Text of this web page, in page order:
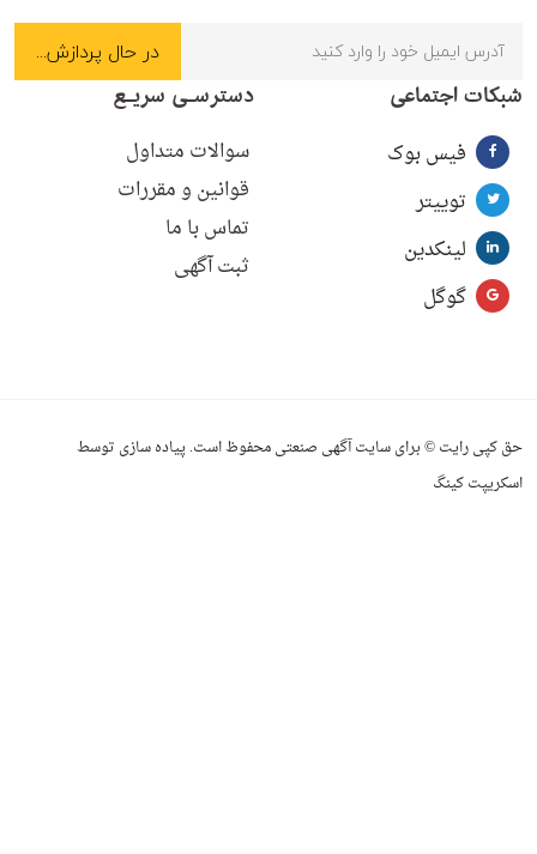
شبکات اجتماعی
فیس بوک
توییتر
لینکدین
گوگل
دسترسـی سریـع
سوالات متداول
قوانین و مقررات
تماس با ما
ثبت آگهی
حق کپی رایت © برای سایت آگهی صنعتی محفوظ است. پیاده سازی توسط
اسکریپت کینگ